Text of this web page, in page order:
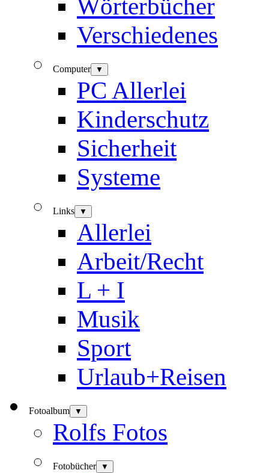
Wörterbücher
Verschiedenes
Computer ▼
PC Allerlei
Kinderschutz
Sicherheit
Systeme
Links ▼
Allerlei
Arbeit/Recht
L + I
Musik
Sport
Urlaub+Reisen
Fotoalbum ▼
Rolfs Fotos
Fotobücher ▼